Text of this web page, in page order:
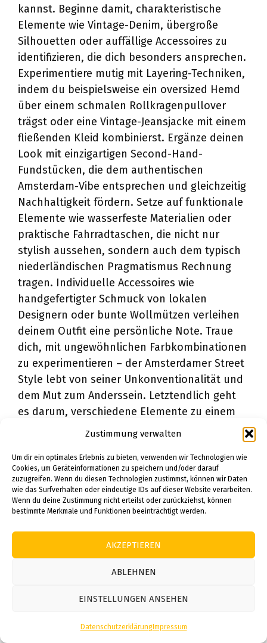
Zustimmung verwalten
Um dir ein optimales Erlebnis zu bieten, verwenden wir Technologien wie
Cookies, um Geräteinformationen zu speichern und/oder darauf
zuzugreifen. Wenn du diesen Technologien zustimmst, können wir Daten
wie das Surfverhalten oder eindeutige IDs auf dieser Website verarbeiten.
Wenn du deine Zustimmung nicht erteilst oder zurückziehst, können
bestimmte Merkmale und Funktionen beeinträchtigt werden.
AKZEPTIEREN
ABLEHNEN
EINSTELLUNGEN ANSEHEN
DatenschutzerklärungImpressum
kannst. Beginne damit, charakteristische
Elemente wie Vintage-Denim, übergroße
Silhouetten oder auffällige Accessoires zu
identifizieren, die dich besonders ansprechen.
Experimentiere mutig mit Layering-Techniken,
indem du beispielsweise ein oversized Hemd
über einem schmalen Rollkragenpullover
trägst oder eine Vintage-Jeansjacke mit einem
fließenden Kleid kombinierst. Ergänze deinen
Look mit einzigartigen Second-Hand-
Fundstücken, die dem authentischen
Amsterdam-Vibe entsprechen und gleichzeitig
Nachhaltigkeit fördern. Setze auf funktionale
Elemente wie wasserfeste Materialien oder
praktische Fahrradtaschen, die nicht nur
stylish aussehen, sondern auch dem typisch
niederländischen Pragmatismus Rechnung
tragen. Individuelle Accessoires wie
handgefertigter Schmuck von lokalen
Designern oder bunte Wollmützen verleihen
deinem Outfit eine persönliche Note. Traue
dich, mit ungewöhnlichen Farbkombinationen
zu experimentieren – der Amsterdamer Street
Style lebt von seiner Unkonventionalität und
dem Mut zum Anderssein. Letztendlich geht
es darum, verschiedene Elemente zu einem
Look zu vereinen, der sowohl deine
kreativen Geist der Amsterdamer Modeszene
widerspiegelt.
Die Zukunft des
Amsterdam Street Styles
in der globalen Modewelt
Der Amsterdam Street Style hat sich in den